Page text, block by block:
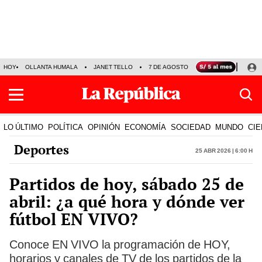
HOY OLLANTA HUMALA JANET TELLO 7 DE AGOSTO TINKA RESULTADOS
LO ÚLTIMO POLÍTICA OPINIÓN ECONOMÍA SOCIEDAD MUNDO
Deportes 25 Abr 2026 | 6:00 h
Partidos de hoy, sábado 25 de
abril: ¿a qué hora y dónde ver
fútbol EN VIVO?
Conoce EN VIVO la programación de HOY,
horarios y canales de TV de los partidos de la